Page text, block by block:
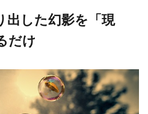
出した幻影を「現
だけ